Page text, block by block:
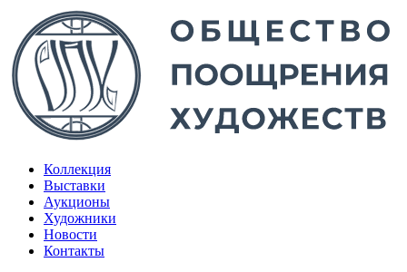
Коллекция
Выставки
Аукционы
Художники
Новости
Контакты